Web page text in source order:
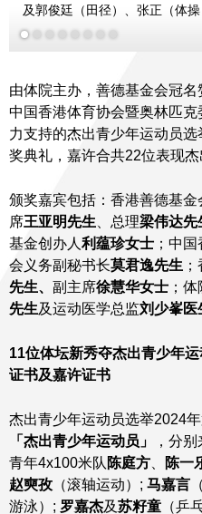
及郭俊廷（田径）、张正（体
由体院主办，善德基金会冠名
中国香港体育协会暨奥林匹
力支持的杰出青少年运动员
奖典礼，嘉许合共22位表现杰
颁奖嘉宾包括：香港善德基金
席王亚明先生 、总理梁伟达先
基金创办人 利蕴珍女士 ；中
会义务副秘书长莫君逸先生
先生、 副主席徐慧华女士 ；
先生及运动医学总监刘少峯医
11位体坛新秀夺杰出青少年
证书及嘉许证书
杰出青少年运动员选举2024
「杰出青少年运动员」
，分
青年4x100米队 陈庭方 陈一
赵奭孜 （滚轴运动）; 马嘉言
游泳）; 罗嘉杰及苏籽童 （乒